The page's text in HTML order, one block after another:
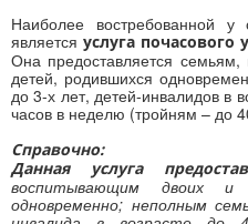
Наиболее востребованной
является услуга почасового
Она предоставляется
детей, родившихся
до 3-х лет, детей-инвалидов в
часов в неделю (тройням – до
Справочно:
Данная услуга
воспитывающим двоих и
одновременно; неполным